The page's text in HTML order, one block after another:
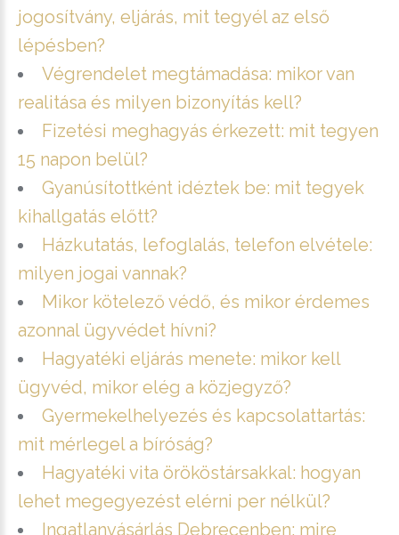
jogosítvány, eljárás, mit tegyél az első
lépésben?
Végrendelet megtámadása: mikor van
realitása és milyen bizonyítás kell?
Fizetési meghagyás érkezett: mit tegyen
15 napon belül?
Gyanúsítottként idéztek be: mit tegyek
kihallgatás előtt?
Házkutatás, lefoglalás, telefon elvétele:
milyen jogai vannak?
Mikor kötelező védő, és mikor érdemes
azonnal ügyvédet hívni?
Hagyatéki eljárás menete: mikor kell
ügyvéd, mikor elég a közjegyző?
Gyermekelhelyezés és kapcsolattartás:
mit mérlegel a bíróság?
Hagyatéki vita örököstársakkal: hogyan
lehet megegyezést elérni per nélkül?
Ingatlanvásárlás Debrecenben: mire